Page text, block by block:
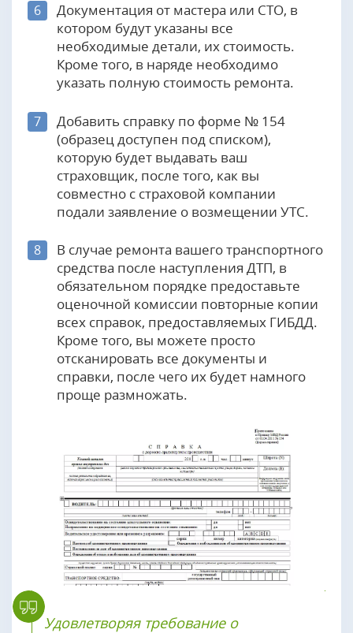
6
Документация от мастера или СТО, в
котором будут указаны все
необходимые детали, их стоимость.
Кроме того, в наряде необходимо
указать полную стоимость ремонта.
7
Добавить справку по форме № 154
(образец доступен под списком),
которую будет выдавать ваш
страховщик, после того, как вы
совместно с страховой компании
подали заявление о возмещении УТС.
8
В случае ремонта вашего транспортного
средства после наступления ДТП, в
обязательном порядке предоставьте
оценочной комиссии повторные копии
всех справок, предоставляемых ГИБДД.
Кроме того, вы можете просто
отсканировать все документы и
справки, после чего их будет намного
проще размножать.
Удовлетворяя требование о